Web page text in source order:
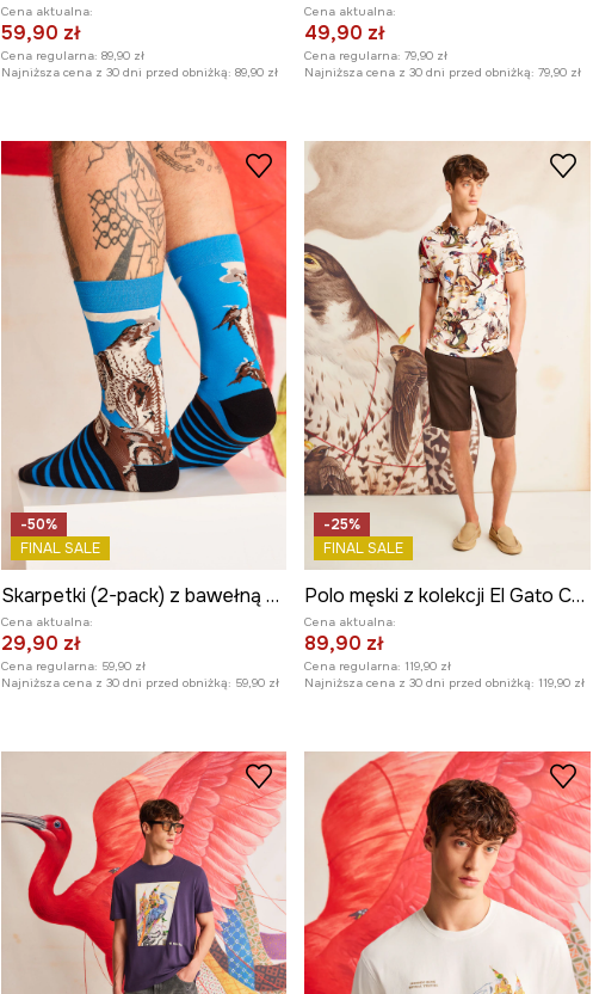
Cena aktualna:
59,90 zł
Cena regularna: 89,90 zł
Najniższa cena z 30 dni przed obniżką: 89,90 zł
Cena aktualna:
49,90 zł
Cena regularna: 79,90 zł
Najniższa cena z 30 dni przed obniżką: 79,90 zł
-50%
FINAL SALE
Skarpetki (2-pack) z bawełną męskie z kolekcji El Gato Chimney x Medicine kolor multicolor
Cena aktualna:
29,90 zł
Cena regularna: 59,90 zł
Najniższa cena z 30 dni przed obniżką: 59,90 zł
-25%
FINAL SALE
Polo męski z kolekcji El Gato Chimney x Medicine kolor beżowy
Cena aktualna:
89,90 zł
Cena regularna: 119,90 zł
Najniższa cena z 30 dni przed obniżką: 119,90 zł